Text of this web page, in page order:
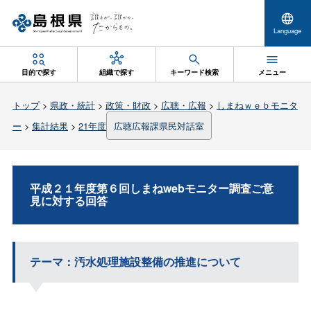
Language
目的で探す 組織で探す キーワード検索 メニュー
トップ> 県政・統計> 政策・財政 > 広聴・広報 > しまねｗｅｂモニタ
ー > 集計結果> 21年度 広聴広報課県民対話室
平成２１年度第６回しまねwebモニター調査ご意
見に対する回答
テーマ：汚水処理施設整備の推進について